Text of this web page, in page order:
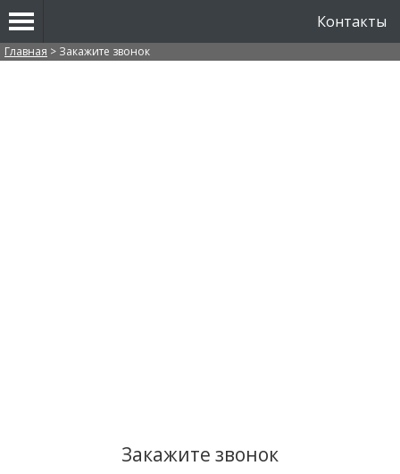
Контакты
Вы здесь
Главная > Закажите звонок
Закажите звонок